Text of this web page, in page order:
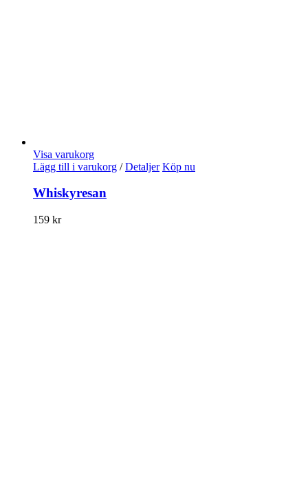
Visa varukorg
Lägg till i varukorg / Detaljer Köp nu
Whiskyresan
159 kr